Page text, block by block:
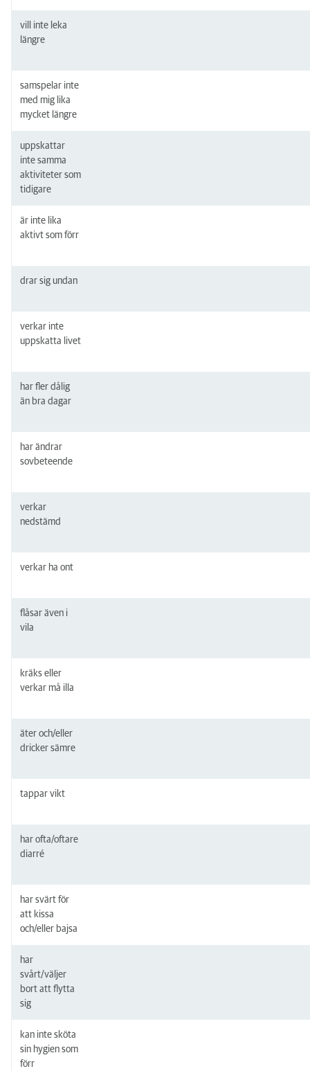
vill inte leka
längre
samspelar inte
med mig lika
mycket längre
uppskattar
inte samma
aktiviteter som
tidigare
är inte lika
aktivt som förr
drar sig undan
verkar inte
uppskatta livet
har fler dålig
än bra dagar
har ändrar
sovbeteende
verkar
nedstämd
verkar ha ont
flåsar även i
vila
kräks eller
verkar må illa
äter och/eller
dricker sämre
tappar vikt
har ofta/oftare
diarré
har svärt för
att kissa
och/eller bajsa
har
svårt/väljer
bort att flytta
sig
kan inte sköta
sin hygien som
förr